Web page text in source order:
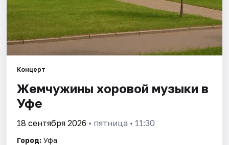
Концерт
Жемчужины хоровой музыки в
Уфе
18 сентября 2026 • пятница • 11:30
Город: Уфа